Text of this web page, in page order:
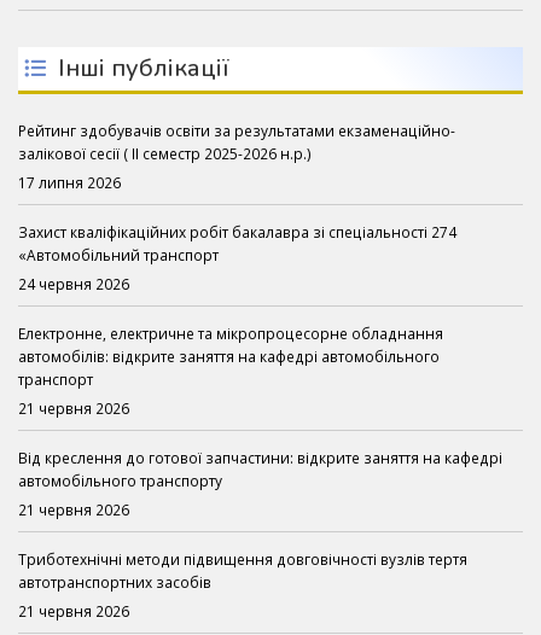
Інші публікації
Рейтинг здобувачів освіти за результатами екзаменаційно-
залікової сесії ( ІІ семестр 2025-2026 н.р.)
17 липня 2026
Захист кваліфікаційних робіт бакалавра зі спеціальності 274
«Автомобільний транспорт
24 червня 2026
Електронне, електричне та мікропроцесорне обладнання
автомобілів: відкрите заняття на кафедрі автомобільного
транспорт
21 червня 2026
Від креслення до готової запчастини: відкрите заняття на кафедрі
автомобільного транспорту
21 червня 2026
Триботехнічні методи підвищення довговічності вузлів тертя
автотранспортних засобів
21 червня 2026